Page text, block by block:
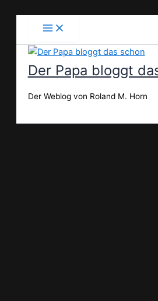
Der Papa bloggt
Der Weblog von Roland M. Horn